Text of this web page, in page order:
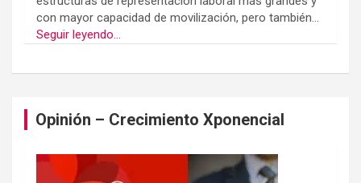
con mayor capacidad de movilización, pero también...
Seguir leyendo...
Opinión – Crecimiento Xponencial